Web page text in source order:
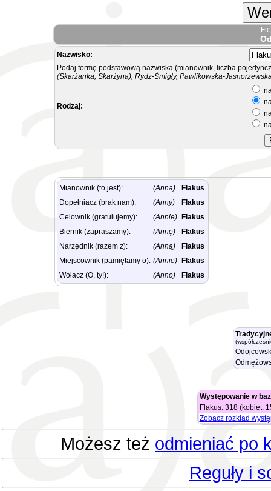
Nazwisko:
Podaj formę podstawową nazwiska (mianownik, liczba
(Skarżanka, Skarżyna), Rydz-Śmigły, Pawlikowska-
Rodzaj:
Mianownik (to jest): (Anna)
Flakus
Dopełniacz (brak nam):
(Anny)
Flakus
Celownik (gratulujemy):
(Annie)
Flakus
Biernik (zapraszamy):
(Annę)
Flakus
Narzędnik (razem z):
(Anną)
Flakus
Miejscownik (pamiętamy o): (Annie)
Flakus
Wołacz (O, ty!):
(Anno) Flakus
Występowanie w
Flakus: 318 (kobiet:
Zobacz rozkład
Możesz też odmieniać po
Reguły i